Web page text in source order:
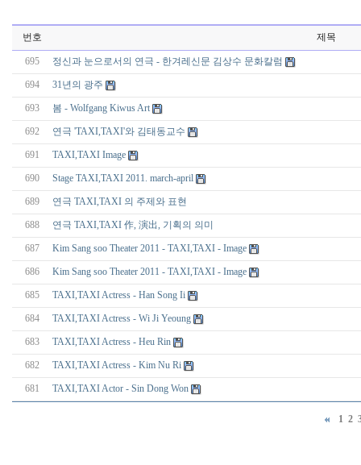
번호 제목
695 정신과 눈으로서의 연극 - 한겨레신문 김상수 문화칼럼
694 31년의 광주
693 봄 - Wolfgang Kiwus Art
692 연극 'TAXI,TAXI'와 김태동교수
691 TAXI,TAXI Image
690 Stage TAXI,TAXI 2011. march-april
689 연극 TAXI,TAXI 의 주제와 표현
688 연극 TAXI,TAXI 作, 演出, 기획의 의미
687 Kim Sang soo Theater 2011 - TAXI,TAXI - Image
686 Kim Sang soo Theater 2011 - TAXI,TAXI - Image
685 TAXI,TAXI Actress - Han Song Ii
684 TAXI,TAXI Actress - Wi Ji Yeoung
683 TAXI,TAXI Actress - Heu Rin
682 TAXI,TAXI Actress - Kim Nu Ri
681 TAXI,TAXI Actor - Sin Dong Won
1 2